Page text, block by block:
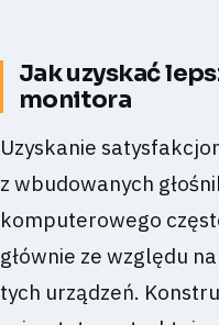
Jak uzyskać
monitora
Uzyskanie
z wbudowanych
komputerowego
głównie ze względu
tych urządzeń.